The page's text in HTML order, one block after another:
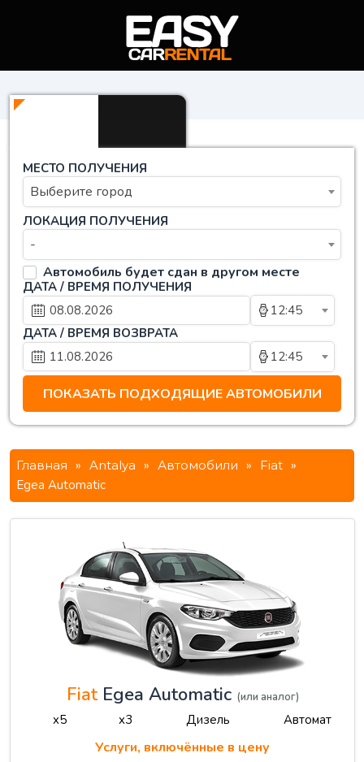
МЕСТО ПОЛУЧЕНИЯ
ЛОКАЦИЯ ПОЛУЧЕНИЯ
Выберите город
-
Автомобиль будет сдан в другом месте
ДАТА / ВРЕМЯ ПОЛУЧЕНИЯ
12:45
ДАТА / ВРЕМЯ ВОЗВРАТА
12:45
Главная » Antalya » Автомобили » Fiat »
Egea Automatic
FiatEgea Automatic (или аналог)
x5 x3 Дизель Автомат
Услуги, включённые в цену